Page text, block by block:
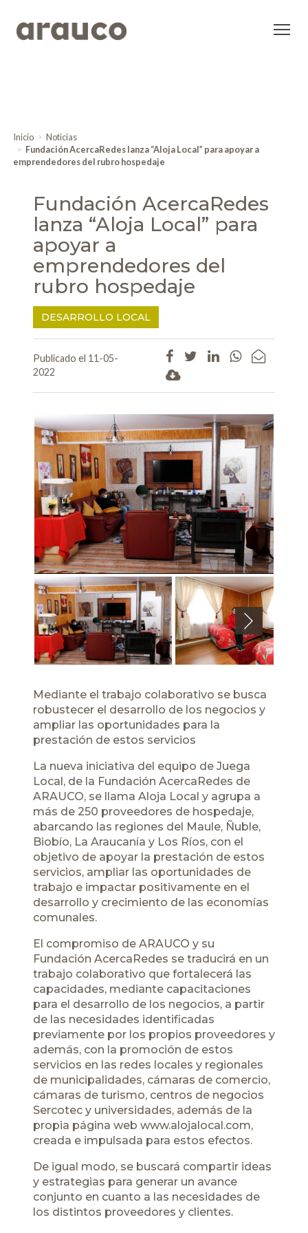
Inicio
Noticias
Fundación AcercaRedes lanza “Aloja Local” para apoyar a
emprendedores del rubro hospedaje
Fundación AcercaRedes
lanza “Aloja Local” para
apoyar a
emprendedores del
rubro hospedaje
DESARROLLO LOCAL
Publicado el 11-05-
2022
Next
Mediante el trabajo colaborativo se busca
robustecer el desarrollo de los negocios y
ampliar las oportunidades para la
prestación de estos servicios
La nueva iniciativa del equipo de Juega
Local, de la Fundación AcercaRedes de
ARAUCO, se llama Aloja Local y agrupa a
más de 250 proveedores de hospedaje,
abarcando las regiones del Maule, Ñuble,
Biobío, La Araucanía y Los Ríos, con el
objetivo de apoyar la prestación de estos
servicios, ampliar las oportunidades de
trabajo e impactar positivamente en el
desarrollo y crecimiento de las economías
comunales.
El compromiso de ARAUCO y su
Fundación AcercaRedes se traducirá en un
trabajo colaborativo que fortalecerá las
capacidades, mediante capacitaciones
para el desarrollo de los negocios, a partir
de las necesidades identificadas
previamente por los propios proveedores y
además, con la promoción de estos
servicios en las redes locales y regionales
de municipalidades, cámaras de comercio,
cámaras de turismo, centros de negocios
Sercotec y universidades, además de la
propia página web www.alojalocal.com,
creada e impulsada para estos efectos.
De igual modo, se buscará compartir ideas
y estrategias para generar un avance
conjunto en cuanto a las necesidades de
los distintos proveedores y clientes.